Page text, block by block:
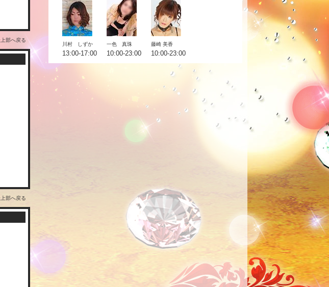
川村 しずか
13:00-17:00
一色 真珠
10:00-23:00
藤崎 美香
10:00-23:00
部へ戻る
部へ戻る